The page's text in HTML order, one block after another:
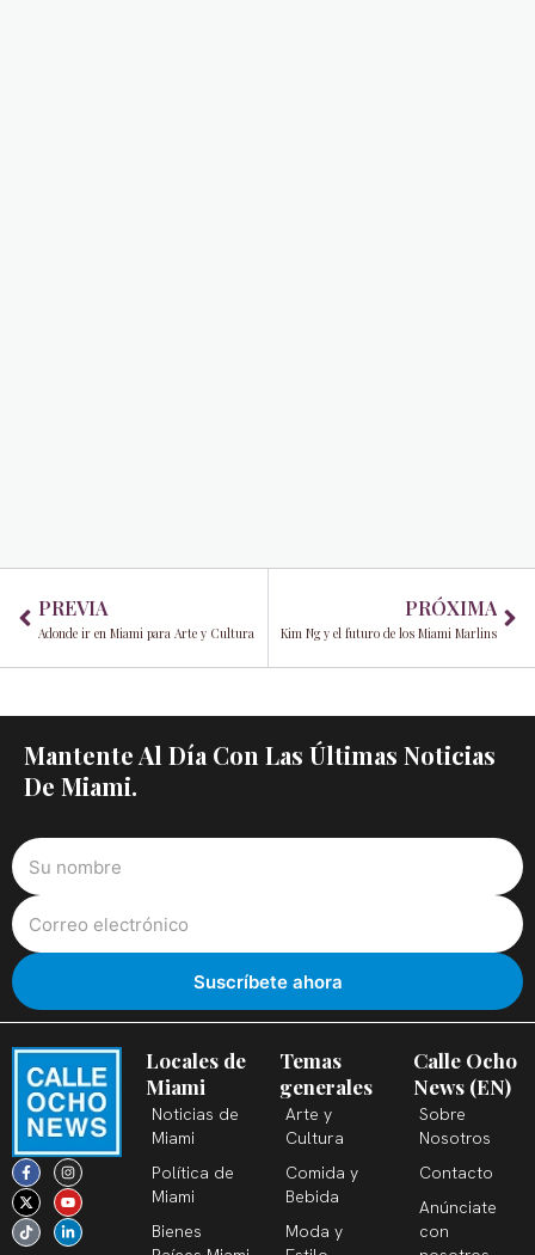
PREVIA
Adonde ir en Miami para Arte y Cultura
PRÓXIMA
Kim Ng y el futuro de los Miami Marlins
Mantente Al Día Con Las Últimas Noticias
De Miami.
F
a
c
e
b
o
o
I
n
s
t
a
g
r
X
-
t
w
i
t
t
Y
o
u
t
u
b
e
T
i
k
t
o
k
L
i
n
k
e
d
i
Locales de
Miami
Noticias de
Miami
Política de
Miami
Bienes
Temas
generales
Arte y
Cultura
Comida y
Bebida
Moda y
Calle Ocho
News (EN)
Sobre
Nosotros
Contacto
Anúnciate
con